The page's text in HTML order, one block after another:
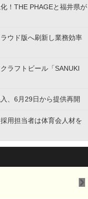
！THE PHAGEと福井県が
ウド版へ刷新し業務効率
ラフトビール「SANUKI
、6月29日から提供再開
用担当者は体育会人材を